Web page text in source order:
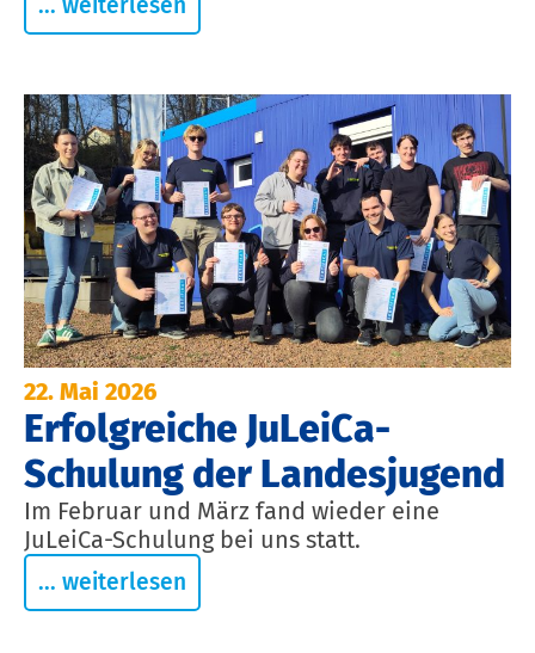
22. Mai 2026
Erfolgreiche JuLeiCa-
Schulung der Landesjugend
Im Februar und März fand wieder eine
JuLeiCa-Schulung bei uns statt.
... weiterlesen